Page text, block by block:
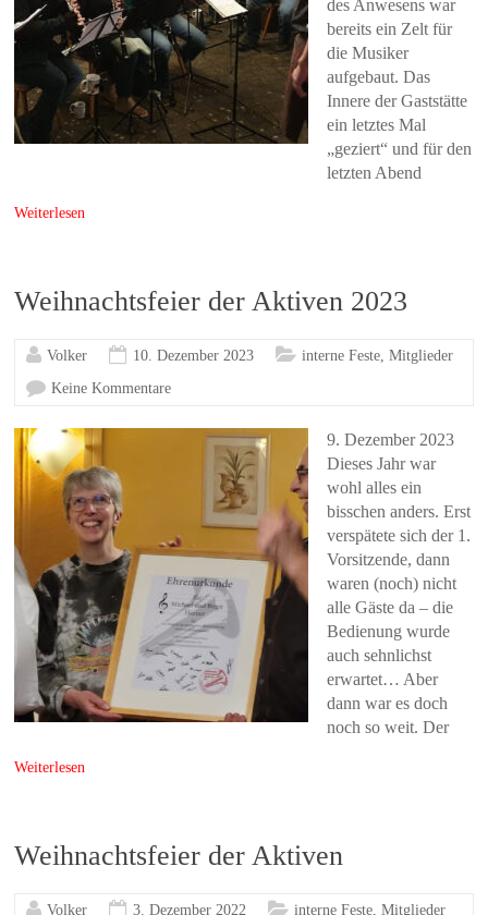
des Anwesens war
bereits ein Zelt für
die Musiker
aufgebaut. Das
Innere der Gaststätte
ein letztes Mal
„geziert“ und für den
letzten Abend
Weiterlesen
Weihnachtsfeier der Aktiven 2023
Volker 10. Dezember 2023 interne Feste ,Mitglieder
Keine Kommentare
9. Dezember 2023
Dieses Jahr war
wohl alles ein
bisschen anders. Erst
verspätete sich der 1.
Vorsitzende, dann
waren (noch) nicht
alle Gäste da – die
Bedienung wurde
auch sehnlichst
erwartet… Aber
dann war es doch
noch so weit. Der
Weiterlesen
Weihnachtsfeier der Aktiven
Volker 3. Dezember 2022 interne Feste ,Mitglieder